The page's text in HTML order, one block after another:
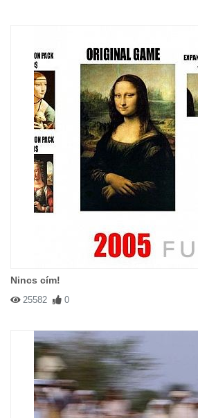
Nincs cím!
25582 0